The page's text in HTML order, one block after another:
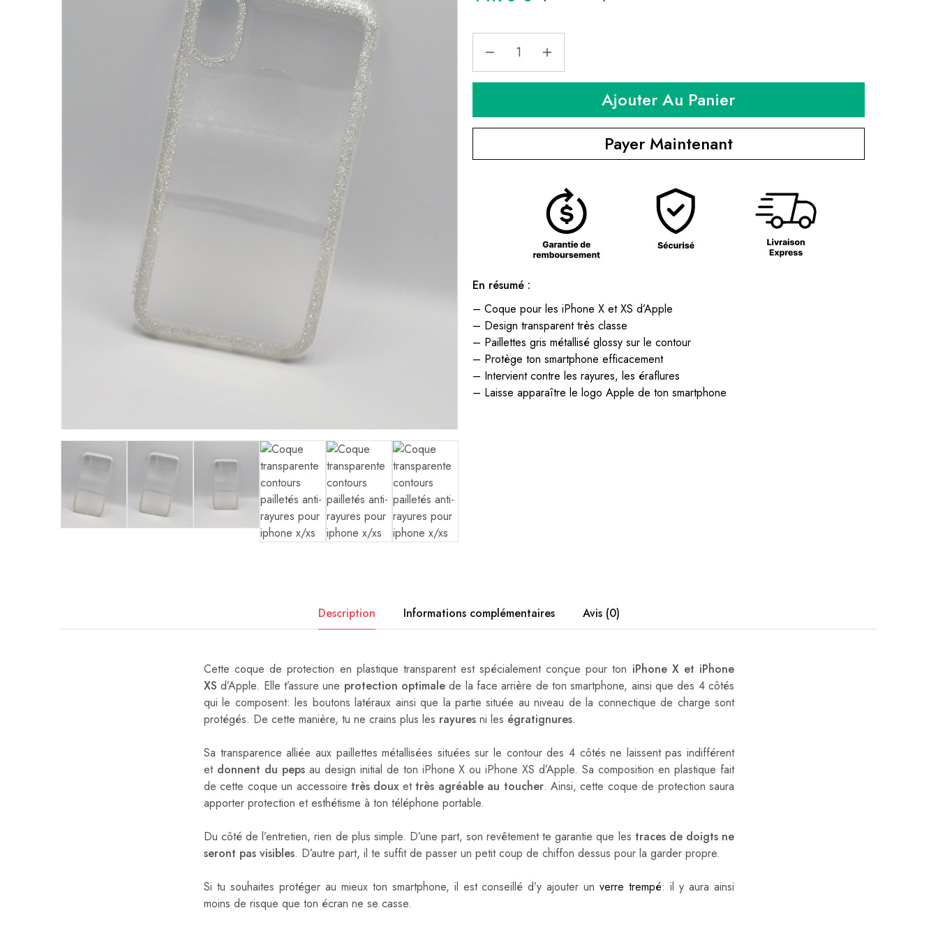
En résumé :
– Coque pour les iPhone X et XS d’Apple
– Design transparent très classe
– Paillettes gris métallisé glossy sur le contour
– Protège ton smartphone efficacement
– Intervient contre les rayures, les éraflures
– Laisse apparaître le logo Apple de ton smartphone
Ajouter Au Panier
Payer Maintenant
Description Informations complémentaires Avis (0)
Cette coque de protection en plastique transparent est spécialement conçue pour ton iPhone X et iPhone
XSd’Apple. Elle t’assure une protection optimale de la face arrière de ton smartphone, ainsi que des 4 côtés
qui le composent: les boutons latéraux ainsi que la partie située au niveau de la connectique de charge sont
protégés. De cette manière, tu ne crains plus les rayures ni les égratignures.
Sa transparence alliée aux paillettes métallisées situées sur le contour des 4 côtés ne laissent pas indifférent
etdonnent du pepsau design initial de ton iPhone X ou iPhone XS d’Apple. Sa composition en plastique fait
de cette coque un accessoiretrès doux ettrès agréable au toucher. Ainsi, cette coque de protection saura
apporter protection et esthétisme à ton téléphone portable.
Du côté de l’entretien, rien de plus simple. D’une part, son revêtement te garantie que les traces de doigts ne
seront pas visibles. D’autre part, il te suffit de passer un petit coup de chiffon dessus pour la garder propre.
Si tu souhaites protéger au mieux ton smartphone, il est conseillé d’y ajouter unverre trempé: il y aura ainsi
moins de risque que ton écran ne se casse.